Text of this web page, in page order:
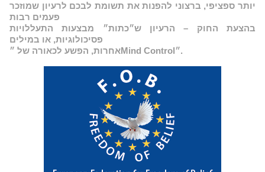
יותר ספציפי, ברצוני להפנות את תשומת לבכם לרעיון שמוזכר
פעמים רבות
בהצעת החוק – הרעיון ש״כתות״ מבצעות התעללויות
פסיכולוגיות, או במילים
אחרות, הפשע לכאורה של ״Mind Control״.